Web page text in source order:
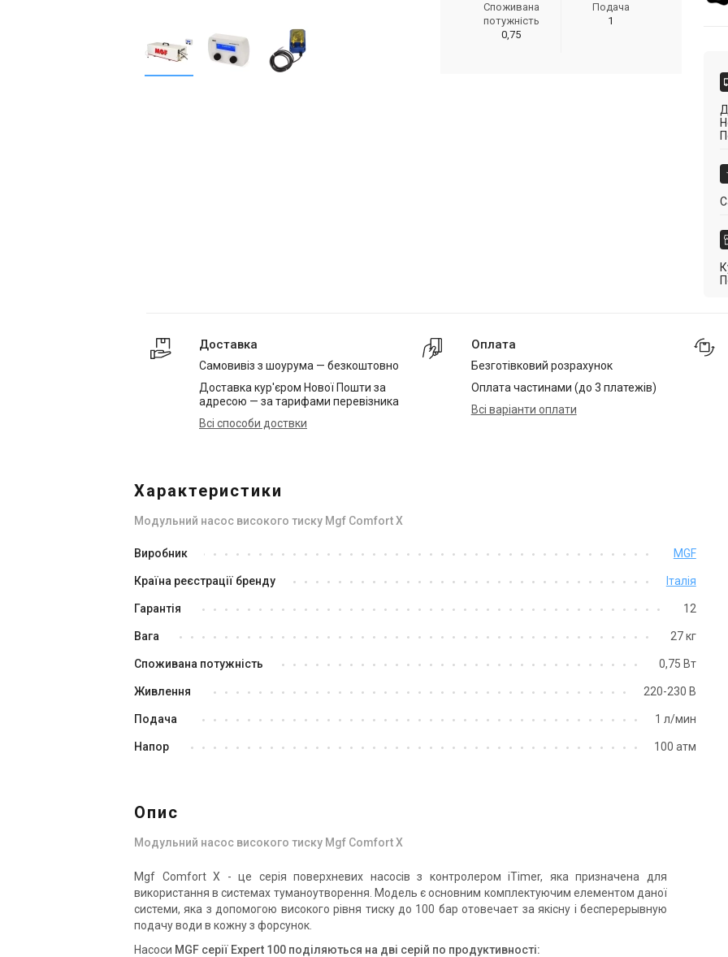
Споживана
потужність
0,75
Подача
1
Доставка
Самовивіз з шоурума — безкоштовно
Доставка кур'єром Нової Пошти за
адресою — за тарифами перевізника
Всі способи доствки
Оплата
Безготівковий розрахунок
Оплата частинами (до 3 платежів)
Всі варіанти оплати
Характеристики
Модульний насос високого тиску Mgf Comfort X
Виробник MGF
Країна реєстрації бренду Італія
Гарантія 12
Вага 27 кг
Споживана потужність 0,75 Вт
Живлення 220-230 В
Подача 1 л/мин
Напор 100 атм
Опис
Модульний насос високого тиску Mgf Comfort X
Mgf Comfort X - це серія поверхневих насосів з контролером iTimer, яка призначена для
використання в системах туманоутворення. Модель є основним комплектуючим елементом даної
системи, яка з допомогою високого рівня тиску до 100 бар отовечает за якісну і бесперерывную
подачу води в кожну з форсунок.
Насоси MGF серії Expert 100 поділяються на дві серій по продуктивності: